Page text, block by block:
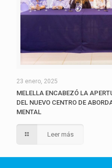
23 enero, 2025
MELELLA ENCABEZÓ LA
DEL NUEVO CENTRO DE
MENTAL
Leer más